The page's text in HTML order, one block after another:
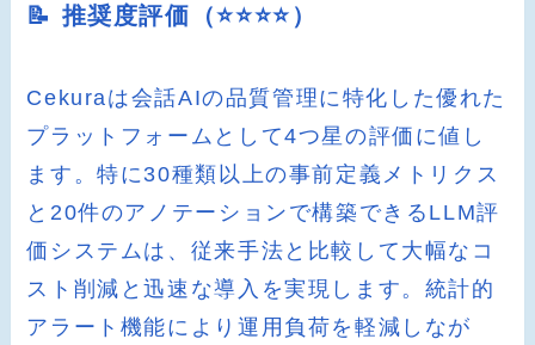
📝 推奨度評価（⭐️⭐️⭐️⭐️）
Cekuraは会話AIの品質管理に特化した優れた
プラットフォームとして4つ星の評価に値し
ます。特に30種類以上の事前定義メトリクス
と20件のアノテーションで構築できるLLM評
価システムは、従来手法と比較して大幅なコ
スト削減と迅速な導入を実現します。統計的
アラート機能により運用負荷を軽減しなが